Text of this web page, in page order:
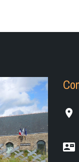
place
contact_mail